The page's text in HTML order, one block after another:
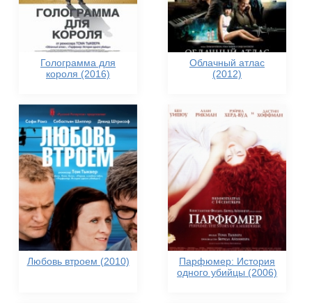
Голограмма для
короля (2016)
Облачный атлас
(2012)
Любовь втроем (2010)
Парфюмер: История
одного убийцы (2006)